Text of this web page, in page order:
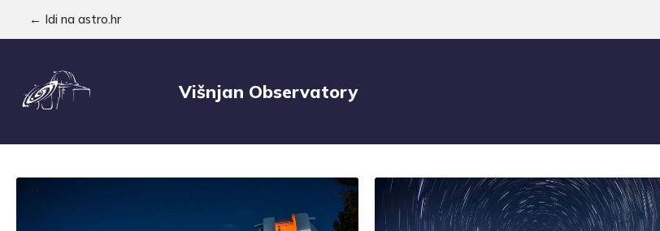
← Idi na astro.hr
Višnjan Observatory